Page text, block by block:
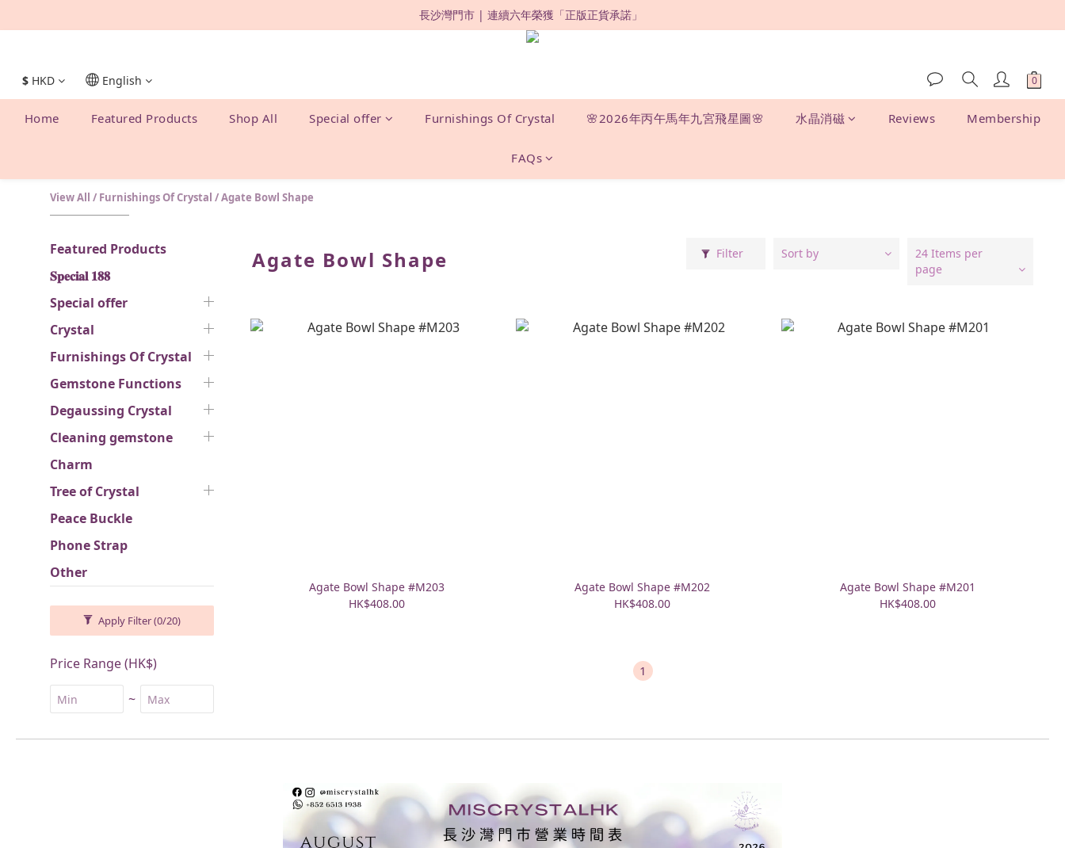
限時優惠：購買滿 HKD500，即享 88 折 !
長沙灣門市 | 連續六年榮獲「正版正貨承諾」
限時優惠：購買滿 HKD500，即享 88 折 !
$ HKD English
Home Featured Products Shop All Special offer Furnishings Of Crystal 🌸2026年丙午馬年九宮飛星圖🌸 水晶消磁 Reviews Membership
FAQs
View All / Furnishings Of Crystal /Agate Bowl Shape
Featured Products
𝐒𝐩𝐞𝐜𝐢𝐚𝐥 𝟏𝟖𝟖
Special offer
Crystal
Furnishings Of Crystal
Gemstone Functions
Degaussing Crystal
Cleaning gemstone
Charm
Tree of Crystal
Peace Buckle
Phone Strap
Other
Apply Filter(0/20)
Price Range (HK$)
~
Agate Bowl Shape Filter Sort by
24 Items per
page
Agate Bowl Shape #M203
HK$408.00
Agate Bowl Shape #M202
HK$408.00
Agate Bowl Shape #M201
HK$408.00
1